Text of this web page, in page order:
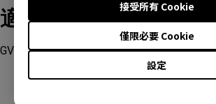
設定
僅限必要 Cookie
接受所有 Cookie
適用產品型號
GV50